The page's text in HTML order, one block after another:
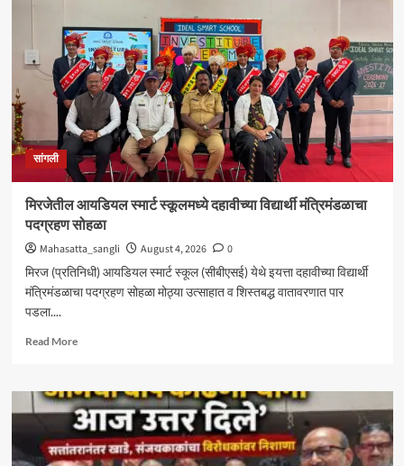
यांना
‘कलातपस्वी’
पुरस्कार
प्रदान
सांगली
मिरजेतील आयडियल स्मार्ट स्कूलमध्ये दहावीच्या विद्यार्थी मंत्रिमंडळाचा
पदग्रहण सोहळा
Mahasatta_sangli August 4, 2026
0
मिरज (प्रतिनिधी) आयडियल स्मार्ट स्कूल (सीबीएसई) येथे इयत्ता दहावीच्या विद्यार्थी
मंत्रिमंडळाचा पदग्रहण सोहळा मोठ्या उत्साहात व शिस्तबद्ध वातावरणात पार
पडला....
Read MoreRead
मिरजेतील
आयडियल
स्मार्ट
स्कूलमध्ये
दहावीच्या